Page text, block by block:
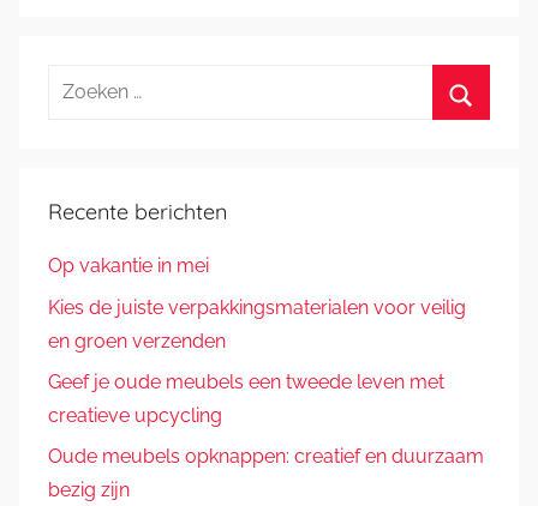
Zoeken
Recente berichten
Op vakantie in mei
Kies de juiste verpakkingsmaterialen voor veilig
en groen verzenden
Geef je oude meubels een tweede leven met
creatieve upcycling
Oude meubels opknappen: creatief en duurzaam
bezig zijn